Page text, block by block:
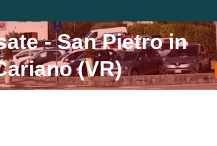
- San Pietro in
(VR)
Tu sei qui: